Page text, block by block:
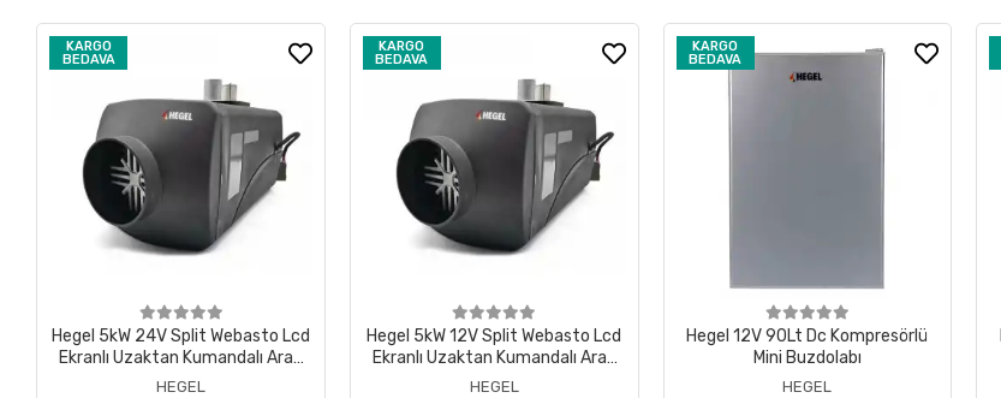
KARGO
BEDAVA
Hegel 5kW 24V Split Webasto Lcd
Ekranlı Uzaktan Kumandalı Araç
Isıtıcısı
HEGEL
KARGO
BEDAVA
Hegel 5kW 12V Split Webasto Lcd
Ekranlı Uzaktan Kumandalı Araç
Isıtıcısı
HEGEL
KARGO
BEDAVA
Hegel 12V 90Lt Dc Kompresörlü
Mini Buzdolabı
HEGEL